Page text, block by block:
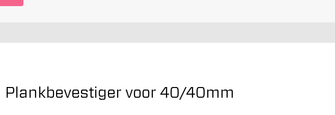
Plankbevestiger voor 40/40mm